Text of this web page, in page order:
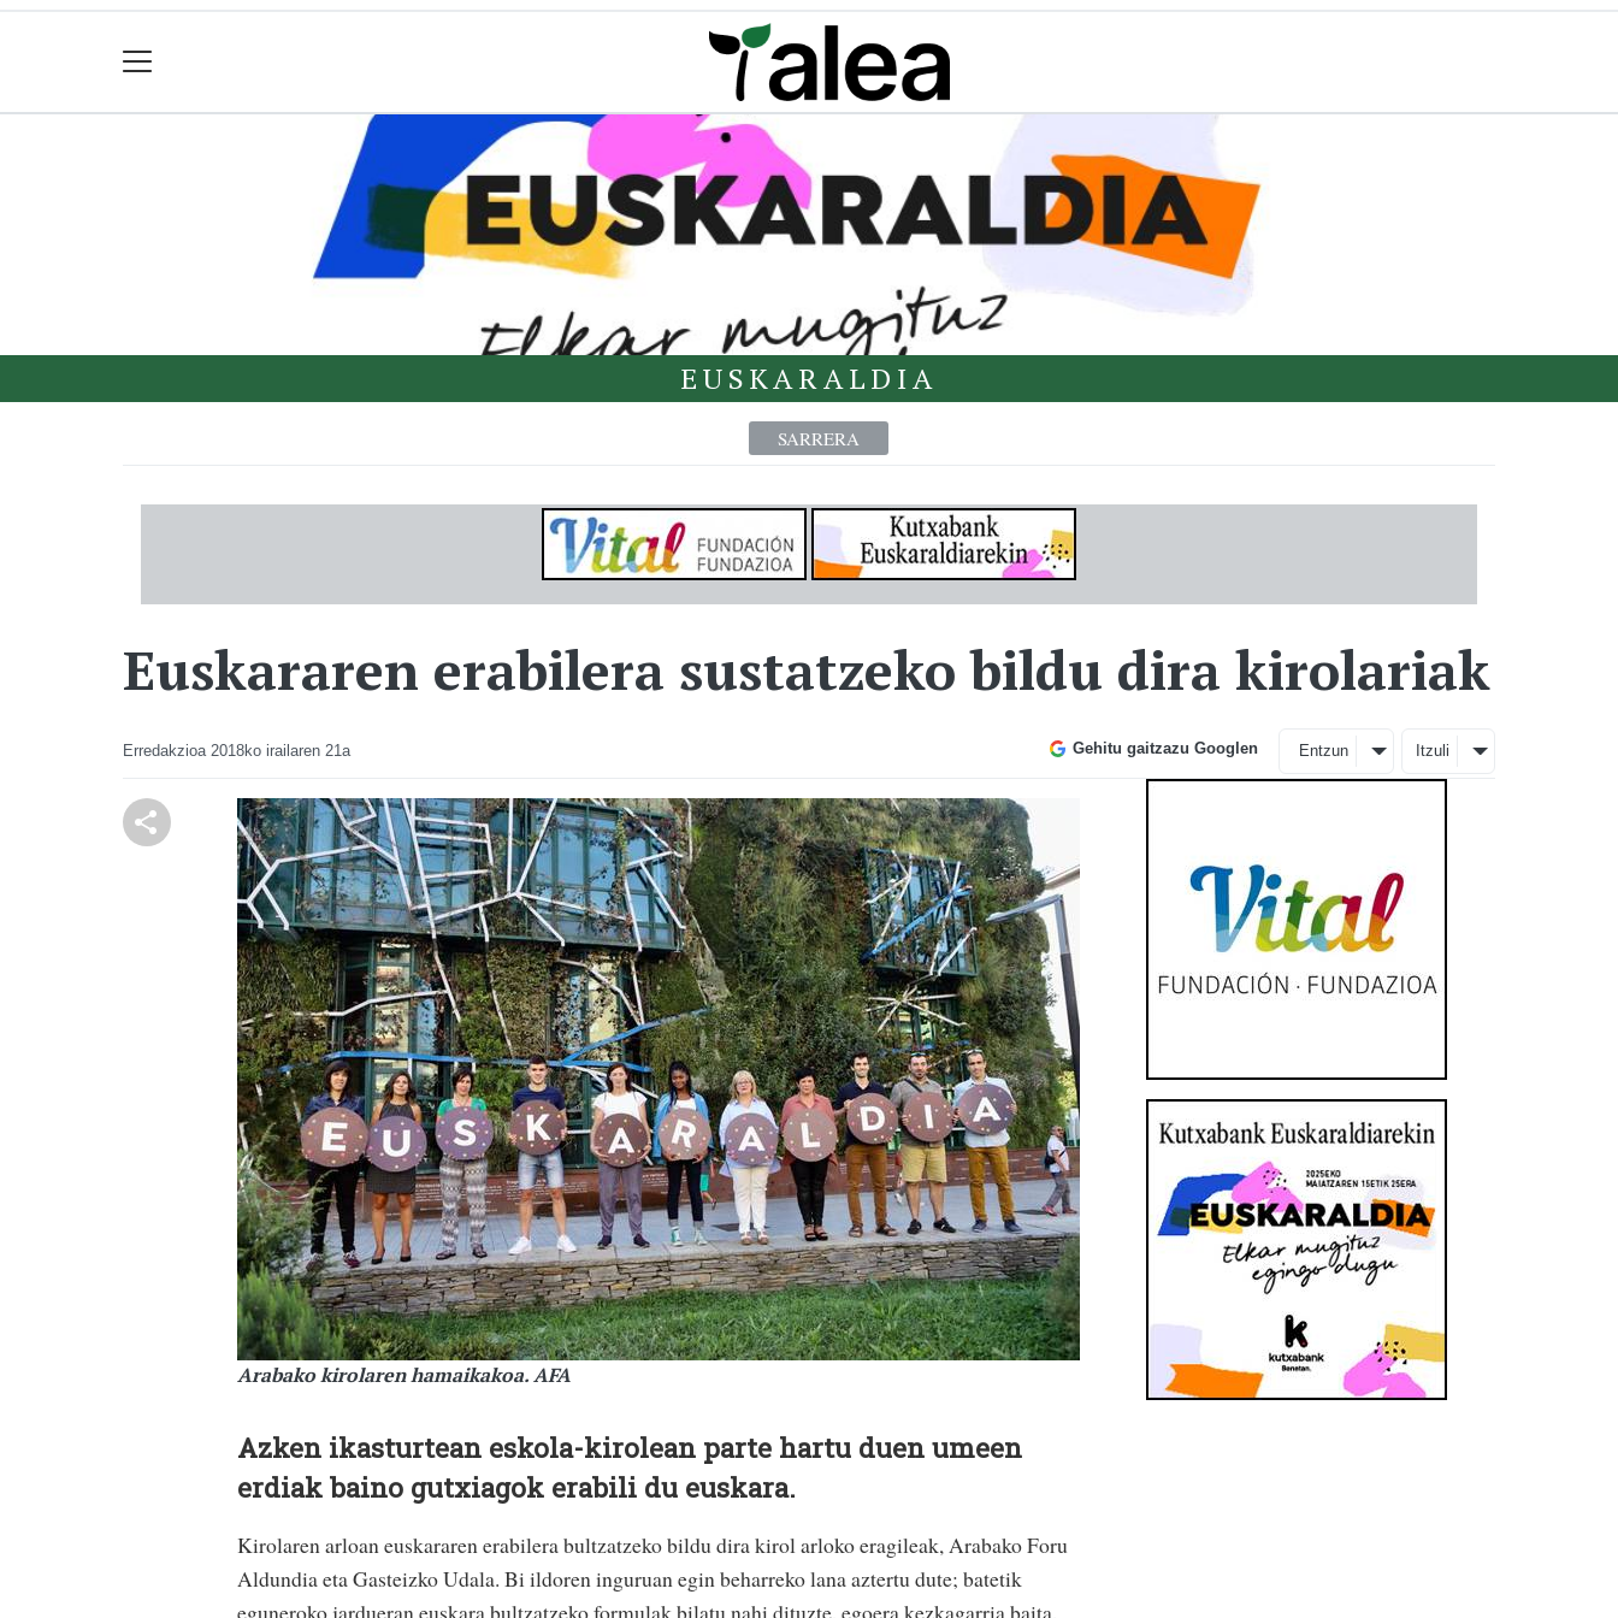
EUSKARALDIA
SARRERA
Euskararen erabilera sustatzeko bildu dira kirolariak
Erredakzioa 2018ko irailaren 21a Gehitu gaitzazu Googlen Entzun Itzuli
Arabako kirolaren hamaikakoa. AFA
Azken ikasturtean eskola-kirolean parte hartu duen umeen
erdiak baino gutxiagok erabili du euskara.
Kirolaren arloan euskararen erabilera bultzatzeko bildu dira kirol arloko eragileak, Arabako Foru
Aldundia eta Gasteizko Udala. Bi ildoren inguruan egin beharreko lana aztertu dute; batetik
eguneroko jardueran euskara bultzatzeko formulak bilatu nahi dituzte, egoera kezkagarria baita.